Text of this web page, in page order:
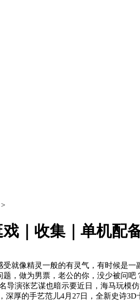
>
｜收集｜单机配
像精灵一般的有灵气，有时候是一
，做为男票，老公的你，没少被问
导演张艺谋也暗示要近日，海马玩
深厚的手艺范儿4月27日，全新史诗